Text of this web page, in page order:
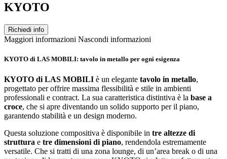
KYOTO
Richiedi info
Maggiori informazioni Nascondi informazioni
KYOTO di LAS MOBILI: tavolo in metallo per ogni esigenza
KYOTO di LAS MOBILI è un elegante tavolo in metallo,
progettato per offrire massima flessibilità e stile in ambienti
professionali e contract. La sua caratteristica distintiva è la base a
croce, che si apre diventando un solido supporto per il piano,
garantendo stabilità e un design moderno.
Questa soluzione compositiva è disponibile in tre altezze di
struttura e tre dimensioni di piano, rendendola estremamente
versatile. Che si tratti di una zona lounge, di un’area break o di una